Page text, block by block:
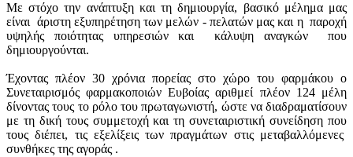
Με στόχο την ανάπτυξη και τη δημιουργία, βασικό μέλημα μας
είναι άριστη εξυπηρέτηση των μελών - πελατών μας και η παροχή
υψηλής ποιότητας υπηρεσιών και κάλυψη αναγκών που
δημιουργούνται.
Έχοντας πλέον 30 χρόνια πορείας στο χώρο του φαρμάκου ο
Συνεταιρισμός φαρμακοποιών Ευβοίας αριθμεί πλέον 124 μέλη
δίνοντας τους το ρόλο του πρωταγωνιστή, ώστε να διαδραματίσουν
με τη δική τους συμμετοχή και τη συνεταιριστική συνείδηση που
τους διέπει, τις εξελίξεις των πραγμάτων στις μεταβαλλόμενες
συνθήκες της αγοράς .